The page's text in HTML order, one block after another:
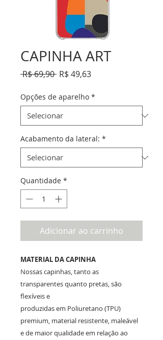
CAPINHA ART
R$ 69,90 Preço
R$ 49,63Preço
Opções de aparelho *
Acabamento da lateral: *
Quantidade *
Adicionar ao carrinho
MATERIAL DA CAPINHA
Nossas capinhas, tanto as
transparentes quanto pretas, são
flexíveis e
produzidas em Poliuretano (TPU)
premium, material resistente, maleável
e de maior qualidade em relação ao